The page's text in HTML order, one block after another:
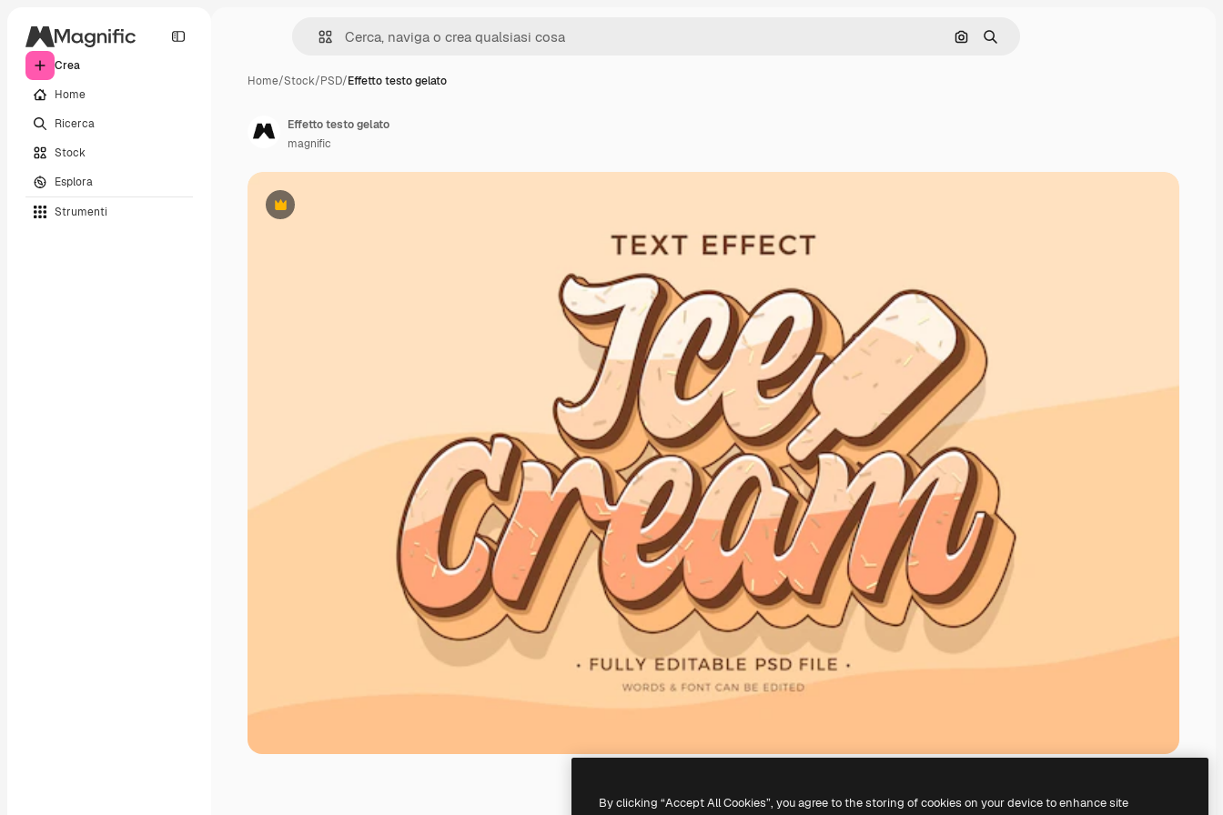
Crea
Home
Ricerca
Stock
Esplora
Strumenti
Cerca per immagine
Ricerca
Home/Stock/PSD/Effetto testo gelato
Premium
Effetto testo gelato
magnific
By clicking “Accept All Cookies”, you agree to the storing of cookies on your device to enhance site